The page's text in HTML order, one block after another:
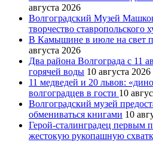
августа 2026
Волгоградский Музей
творчество ставропольского
В Камышине в июле на свет
августа 2026
Два района Волгограда с 11
горячей воды 10 августа 2026
11 медведей и 20 львов:
волгоградцев в гости 10
Волгоградский музей
обмениваться книгами 10
Герой-сталинградец первым
жестокую рукопашную